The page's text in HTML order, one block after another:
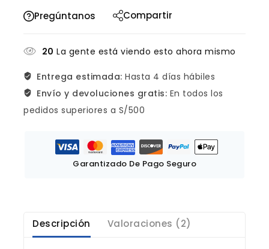
Pregúntanos
Compartir
20 La gente está viendo esto ahora mismo
Entrega estimada: Hasta 4 días hábiles
Envío y devoluciones gratis: En todos los
pedidos superiores a S/500
Garantizado De Pago Seguro
Descripción Valoraciones (2)